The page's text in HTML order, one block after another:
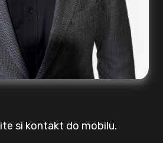
si kontakt do mobilu.